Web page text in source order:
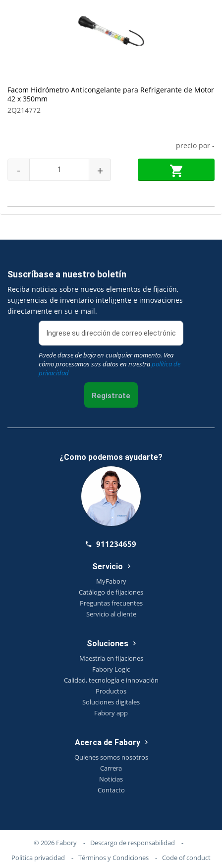
Facom Hidrómetro Anticongelante para Refrigerante de Motor
42 x 350mm
2Q214772
precio por -
- +
Suscríbase a nuestro boletín
Reciba noticias sobre nuevos elementos de fijación,
sugerencias de inventario inteligente e innovaciones
directamente en su e-mail.
Puede darse de baja en cualquier momento. Vea
cómo procesamos sus datos en nuestrapolítica de
privacidad
Regístrate
¿Como podemos ayudarte?
911234659
Servicio
MyFabory
Catálogo de fijaciones
Preguntas frecuentes
Servicio al cliente
Soluciones
Maestría en fijaciones
Fabory Logic
Calidad, tecnología e innovación
Productos
Soluciones digitales
Fabory app
Acerca de Fabory
Quienes somos nosotros
Carrera
Noticias
Contacto
© 2026 Fabory - Descargo de responsabilidad
-
Politica privacidad
- Términos y Condiciones - Code of conduct